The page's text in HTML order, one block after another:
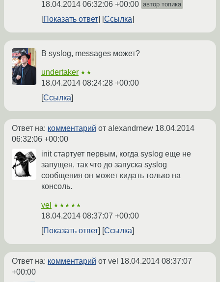
18.04.2014 06:32:06 +00:00 автор топика
Показать ответ Ссылка
В syslog, messages может?
undertaker ★★
18.04.2014 08:24:28 +00:00
Ссылка
Ответ на: комментарий от alexandrnew 18.04.2014
06:32:06 +00:00
init стартует первым, когда syslog еще не
запущен, так что до запуска syslog
сообщения он может кидать только на
консоль.
vel ★★★★★
18.04.2014 08:37:07 +00:00
Показать ответ
Ссылка
Ответ на: комментарий от vel 18.04.2014 08:37:07
+00:00